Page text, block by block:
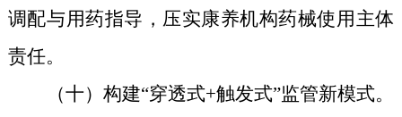
调配与用药指导，压实康养机构药械使用主体
责任。
（十）构建“穿透式+触发式”监管新模式。